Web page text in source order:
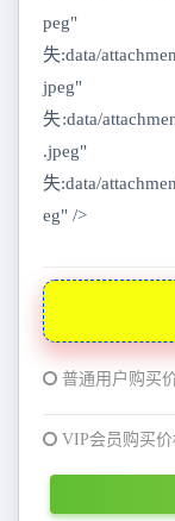
失:data/
失:data/
失:data/
eg" />
普通用户购买
VIP会员购买价